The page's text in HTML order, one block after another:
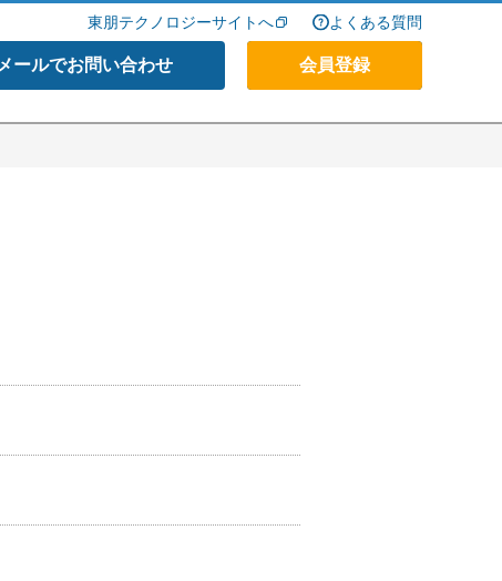
東朋テクノロジーサイトへ よくある質問
ールでお問い合わせ 会員登録